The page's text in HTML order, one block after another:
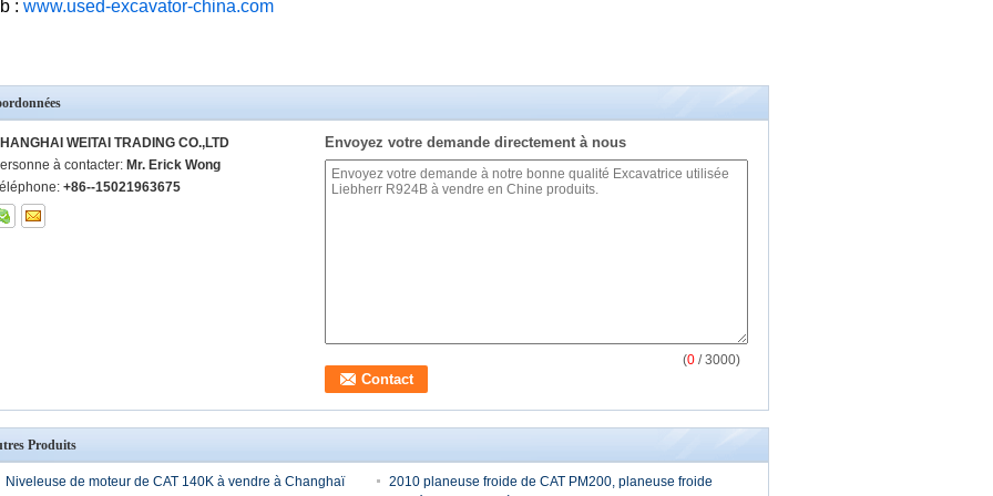
: www.used-excavator-china.com
WEITAI TRADING CO.,LTD
à contacter: Mr. Erick Wong
+86--15021963675
Envoyez votre demande directement à nous
(0 / 3000)
Produits
Niveleuse de moteur de CAT 140K à vendre à Changhaï
2010 planeuse froide de CAT PM200, planeuse froide